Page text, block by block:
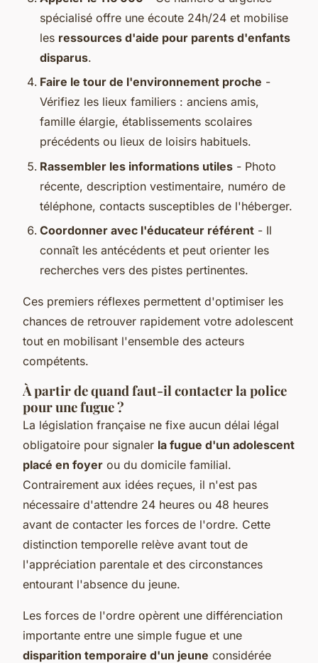
spécialisé offre une écoute 24h/24 et mobilise
les ressources d'aide pour parents d'enfants
disparus.
Faire le tour de l'environnement proche -
Vérifiez les lieux familiers : anciens amis,
famille élargie, établissements scolaires
précédents ou lieux de loisirs habituels.
Rassembler les informations utiles - Photo
récente, description vestimentaire, numéro de
téléphone, contacts susceptibles de l'héberger.
Coordonner avec l'éducateur référent - Il
connaît les antécédents et peut orienter les
recherches vers des pistes pertinentes.
Ces premiers réflexes permettent d'optimiser les
chances de retrouver rapidement votre adolescent
tout en mobilisant l'ensemble des acteurs
compétents.
À partir de quand faut-il contacter la police
pour une fugue ?
La législation française ne fixe aucun délai légal
obligatoire pour signaler la fugue d'un adolescent
placé en foyer ou du domicile familial.
Contrairement aux idées reçues, il n'est pas
nécessaire d'attendre 24 heures ou 48 heures
avant de contacter les forces de l'ordre. Cette
distinction temporelle relève avant tout de
l'appréciation parentale et des circonstances
entourant l'absence du jeune.
Les forces de l'ordre opèrent une différenciation
importante entre une simple fugue et une
disparition temporaire d'un jeune considérée